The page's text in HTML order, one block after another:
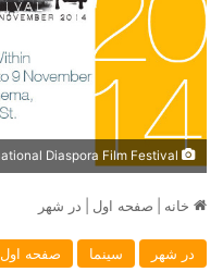
خانه صفحه اول در شهر
در شهر سینما صفحه اول